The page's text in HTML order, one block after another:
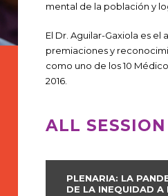
mental de la población y
El Dr. Aguilar-Gaxiola es
premiaciones y
como uno de los 10
2016.
ALL
PLENARIA: LA
DE LA INEQUIDAD A